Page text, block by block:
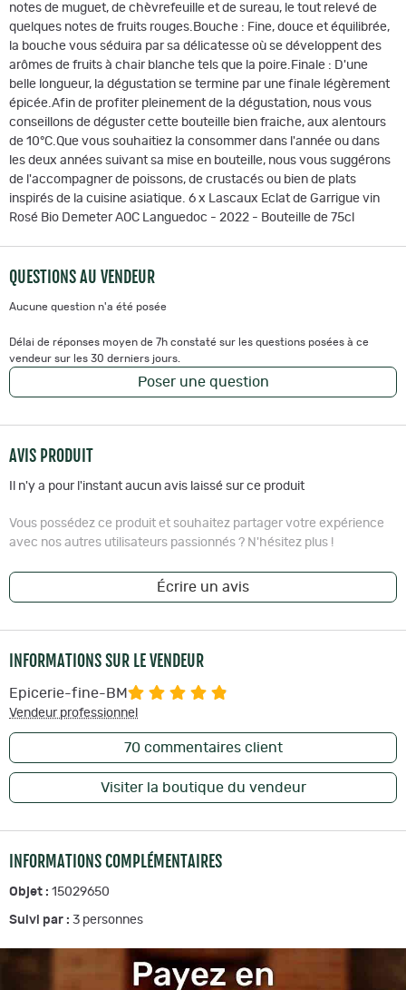
notes de muguet, de chèvrefeuille et de sureau, le tout relevé de
quelques notes de fruits rouges.Bouche : Fine, douce et équilibrée,
la bouche vous séduira par sa délicatesse où se développent des
arômes de fruits à chair blanche tels que la poire.Finale : D'une
belle longueur, la dégustation se termine par une finale légèrement
épicée.Afin de profiter pleinement de la dégustation, nous vous
conseillons de déguster cette bouteille bien fraiche, aux alentours
de 10°C.Que vous souhaitiez la consommer dans l'année ou dans
les deux années suivant sa mise en bouteille, nous vous suggérons
de l'accompagner de poissons, de crustacés ou bien de plats
inspirés de la cuisine asiatique. 6 x Lascaux Eclat de Garrigue vin
Rosé Bio Demeter AOC Languedoc - 2022 - Bouteille de 75cl
QUESTIONS AU VENDEUR
Aucune question n'a été posée
Délai de réponses moyen de 7h constaté sur les questions posées à ce
vendeur sur les 30 derniers jours.
Poser une question
AVIS PRODUIT
Il n'y a pour l'instant aucun avis laissé sur ce produit
Vous possédez ce produit et souhaitez partager votre expérience
avec nos autres utilisateurs passionnés ? N'hésitez plus !
Écrire un avis
INFORMATIONS SUR LE VENDEUR
Epicerie-fine-BM
Vendeur professionnel
70commentaires client
Visiter la boutique du vendeur
INFORMATIONS COMPLÉMENTAIRES
Objet : 15029650
Suivi par : 3 personnes